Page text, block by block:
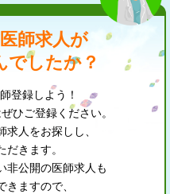
師求人が
でしたか？
登録しよう！
ひご登録ください。
人をお探しし、
だきます。
非公開の医師求人も
きますので、